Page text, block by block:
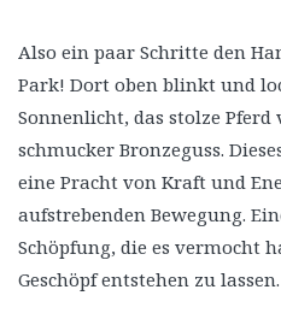
Also ein paar Schritte den
Park! Dort oben blinkt und
Sonnenlicht, das stolze Pferd
schmucker Bronzeguss.
eine Pracht von Kraft und
aufstrebenden Bewegung.
Schöpfung, die es vermocht
Geschöpf entstehen zu lassen.